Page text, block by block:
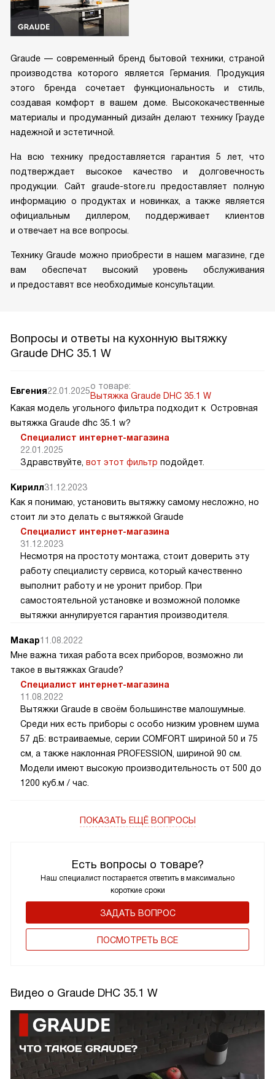
Graude — современный бренд бытовой техники, страной
производства которого является Германия. Продукция
этого бренда сочетает функциональность и стиль,
создавая комфорт в вашем доме. Высококачественные
материалы и продуманный дизайн делают технику Грауде
надежной и эстетичной.
На всю технику предоставляется гарантия 5 лет, что
подтверждает высокое качество и долговечность
продукции. Сайт graude-store.ru предоставляет полную
информацию о продуктах и новинках, а также является
официальным диллером, поддерживает клиентов
и отвечает на все вопросы.
Технику Graude можно приобрести в нашем магазине, где
вам обеспечат высокий уровень обслуживания
и предоставят все необходимые консультации.
Вопросы и ответы на кухонную вытяжку
Graude DHC 35.1 W
Есть вопросы о товаре?
Наш специалист постарается ответить в максимально
короткие сроки
ЗАДАТЬ ВОПРОС
ПОCМОТРЕТЬ ВСЕ
Евгения22.01.2025о товаре:
Вытяжка Graude DHC 35.1 W
Какая модель угольного фильтра подходит к Островная
вытяжка Graude dhc 35.1 w?
Специалист интернет-магазина
22.01.2025
Здравствуйте, вот этот фильтр подойдет.
Кирилл31.12.2023
Как я понимаю, установить вытяжку самому несложно, но
стоит ли это делать с вытяжкой Graude
Специалист интернет-магазина
31.12.2023
Несмотря на простоту монтажа, стоит доверить эту
работу специалисту сервиса, который качественно
выполнит работу и не уронит прибор. При
самостоятельной установке и возможной поломке
вытяжки аннулируется гарантия производителя.
Макар11.08.2022
Мне важна тихая работа всех приборов, возможно ли
такое в вытяжках Graude?
Специалист интернет-магазина
11.08.2022
Вытяжки Graude в своём большинстве малошумные.
Среди них есть приборы с особо низким уровнем шума
57 дБ: встраиваемые, серии COMFORT шириной 50 и 75
см, а также наклонная PROFESSION, шириной 90 см.
Модели имеют высокую производительность от 500 до
1200 куб.м / час.
ПОКАЗАТЬ ЕЩЁ ВОПРОСЫ
Видео о Graude DHC 35.1 W